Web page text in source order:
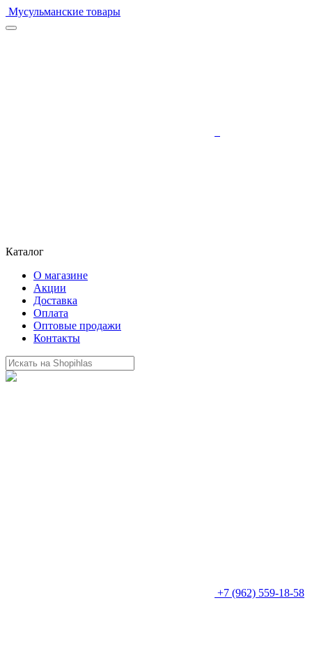
Мусульманские товары
Каталог
О магазине
Акции
Доставка
Оплата
Оптовые продажи
Контакты
+7 (962) 559-18-58